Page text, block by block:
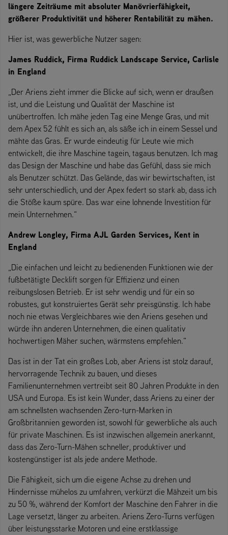
längere Zeiträume mit absoluter Manövrierfähigkeit,
größerer Produktivität und höherer Rentabilität zu mähen.
Hier ist, was gewerbliche Nutzer sagen:
James Ruddick, Firma Ruddick Landscape Service, Carlisle
in England
„Der Ariens zieht immer die Blicke auf sich, wenn er draußen
ist, und die Leistung und Qualität der Maschine ist
unübertroffen. Ich mähe jeden Tag eine Menge Gras, und mit
dem Apex 52 fühlt es sich an, als säße ich in einem Sessel und
mähte das Gras. Er wurde eindeutig für Leute wie mich
entwickelt, die ihre Maschine tagein, tagaus benutzen. Ich mag
das Design der Maschine und habe das Gefühl, dass sie mich
als Benutzer schützt. Das Gelände, das wir bewirtschaften, ist
sehr unterschiedlich, und der Apex federt so stark ab, dass ich
die Stöße kaum spüre. Das war eine lohnende Investition für
mein Unternehmen.“
Andrew Longley, Firma AJL Garden Services, Kent in
England
„Die einfachen und leicht zu bedienenden Funktionen wie der
fußbetätigte Decklift sorgen für Effizienz und einen
reibungslosen Betrieb. Er ist sehr wendig und für ein so
robustes, gut konstruiertes Gerät sehr preisgünstig. Ich habe
noch nie etwas Vergleichbares wie den Ariens gesehen und
würde ihn anderen Unternehmen, die einen qualitativ
hochwertigen Mäher suchen, wärmstens empfehlen.“
Das ist in der Tat ein großes Lob, aber Ariens ist stolz darauf,
hervorragende Technik zu bauen, und dieses
Familienunternehmen vertreibt seit 80 Jahren Produkte in den
USA und Europa. Es ist kein Wunder, dass Ariens zu einer der
am schnellsten wachsenden Zero-turn-Marken in
Großbritannien geworden ist, sowohl für gewerbliche als auch
für private Maschinen. Es ist inzwischen allgemein anerkannt,
dass das Zero-Turn-Mähen schneller, produktiver und
kostengünstiger ist als jede andere Methode.
Die Fähigkeit, sich um die eigene Achse zu drehen und
Hindernisse mühelos zu umfahren, verkürzt die Mähzeit um bis
zu 50 %, während der Komfort der Maschine den Fahrer in die
Lage versetzt, länger zu arbeiten. Ariens Zero-Turns verfügen
über leistungsstarke Motoren und eine erstklassige